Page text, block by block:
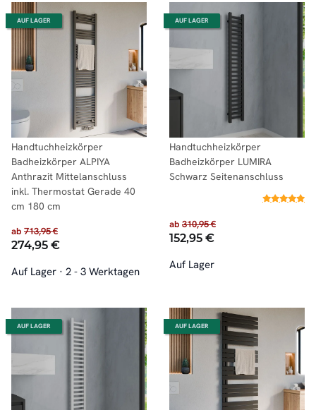
AUF LAGER
Handtuchheizkörper
Badheizkörper ALPIYA
Anthrazit Mittelanschluss
inkl. Thermostat Gerade 40
cm 180 cm
ab 713,95 €
274,95 €
Auf Lager · 2 - 3 Werktagen
AUF LAGER
Handtuchheizkörper
Badheizkörper LUMIRA
Schwarz Seitenanschluss
ab 310,95 €
152,95 €
Auf Lager
AUF LAGER AUF LAGER